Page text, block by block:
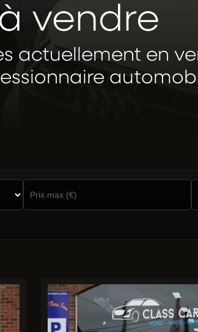
vendre
actuellement en